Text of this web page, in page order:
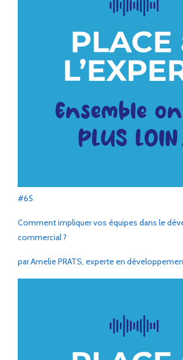
#65
Comment impliquer vos équipes dans le
commercial ?
par Amelie PRATS, experte en